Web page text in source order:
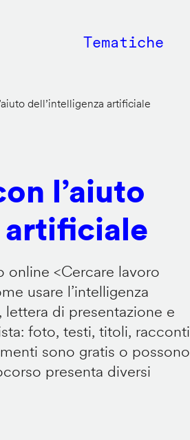
Main
Tematiche
dell’intelligenza artificiale
l’aiuto
artificiale
online <Cercare lavoro
usare l’intelligenza
di presentazione e
foto, testi, titoli, racconti
sono gratis o possono
presenta diversi